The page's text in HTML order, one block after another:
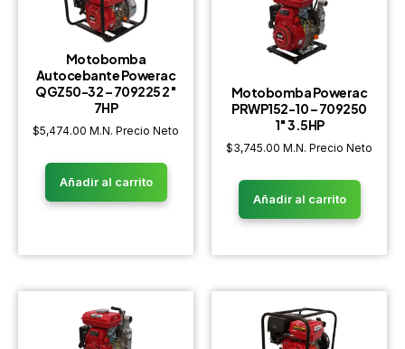
Motobomba
Autocebante Powerac
QGZ50-32 – 709225 2″
7HP
$5,474.00 M.N. Precio Neto
Añadir al carrito
Motobomba Powerac
PRWP152-10 – 709250
1″ 3.5HP
$3,745.00 M.N. Precio Neto
Añadir al carrito